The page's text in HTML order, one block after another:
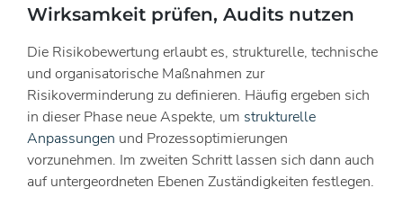
Wirksamkeit prüfen, Audits nutzen
Die Risikobewertung erlaubt es, strukturelle, technische
und organisatorische Maßnahmen zur
Risikoverminderung zu definieren. Häufig ergeben sich
in dieser Phase neue Aspekte, um strukturelle
Anpassungen und Prozessoptimierungen
vorzunehmen. Im zweiten Schritt lassen sich dann auch
auf untergeordneten Ebenen Zuständigkeiten festlegen.